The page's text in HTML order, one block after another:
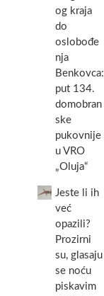
og kraja
do
oslobođe
nja
Benkovca:
put 134.
domobran
ske
pukovnije
u VRO
„Oluja“
Jeste li ih
već
opazili?
Prozirni
su, glasaju
se noću
piskavim